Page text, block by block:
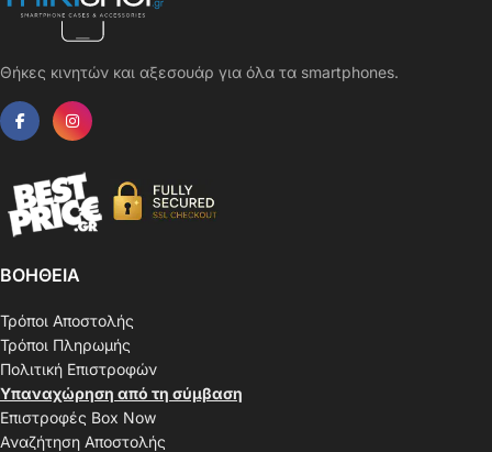
Θήκες κινητών και αξεσουάρ για όλα τα smartphones.
ΒΟΗΘΕΙΑ
Τρόποι Αποστολής
Τρόποι Πληρωμής
Πολιτική Επιστροφών
Υπαναχώρηση από τη σύμβαση
Επιστροφές Box Now
Αναζήτηση Αποστολής